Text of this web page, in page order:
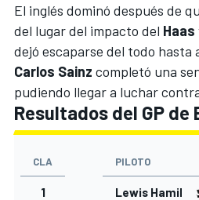
El inglés dominó después de
del lugar del impacto del Haas
dejó escaparse del todo hasta
Carlos Sainz completó una
pudiendo llegar a luchar
Resultados del GP de
CLA PILOTO
1 Lewis